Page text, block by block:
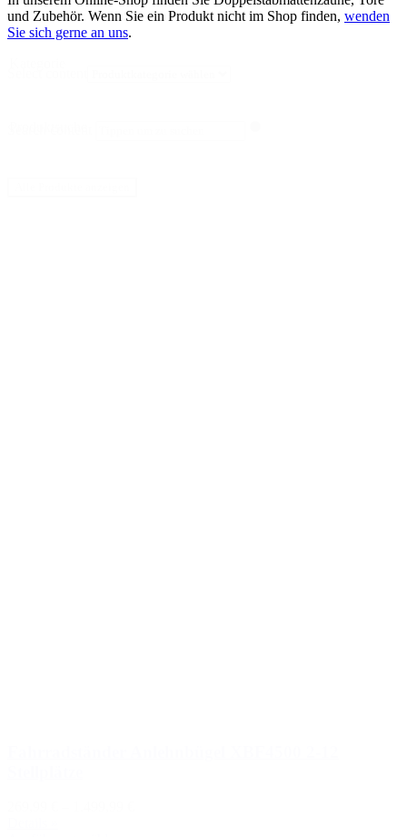
und Zubehör. Wenn Sie ein Produkt nicht im Shop finden, wenden
Sie sich gerne an uns.